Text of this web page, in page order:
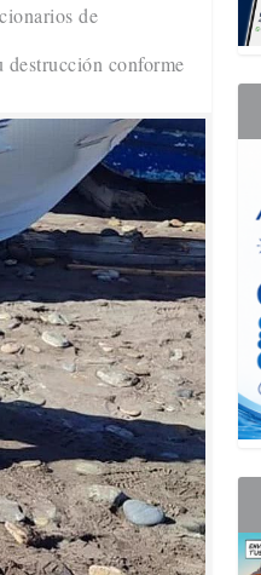
de
destrucción conforme